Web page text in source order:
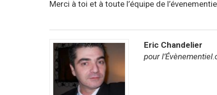
Merci à toi et à toute l’équipe de
Eric Chandelier
pour